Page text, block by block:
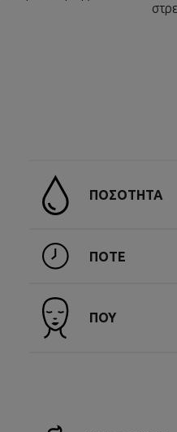
ΠΟΣΟΤΗΤΑ
ΠΟΤΕ
ΠΟΥ